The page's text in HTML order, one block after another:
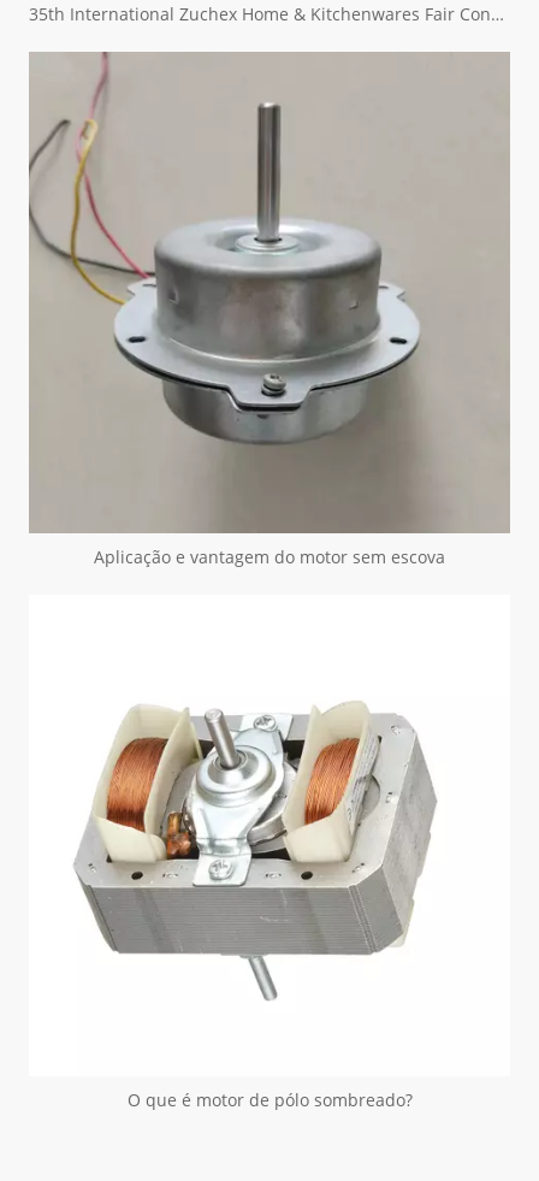
35th International Zuchex Home & Kitchenwares Fair Convitition - Ritscher International Limited
Aplicação e vantagem do motor sem escova
O que é motor de pólo sombreado?